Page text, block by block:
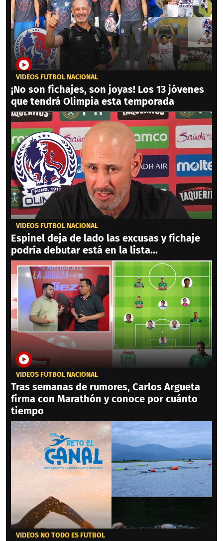
VIDEOS FÚTBOL NACIONAL
¡No son fichajes, son joyas! Los 13 jóvenes
que tendrá Olimpia esta temporada
VIDEOS FÚTBOL NACIONAL
Espinel deja de lado las excusas y fichaje
podría debutar está en la lista...
VIDEOS FÚTBOL NACIONAL
Tras semanas de rumores, Carlos Argueta
firma con Marathón y conoce por cuánto
tiempo
VIDEOS NO TODO ES FÚTBOL